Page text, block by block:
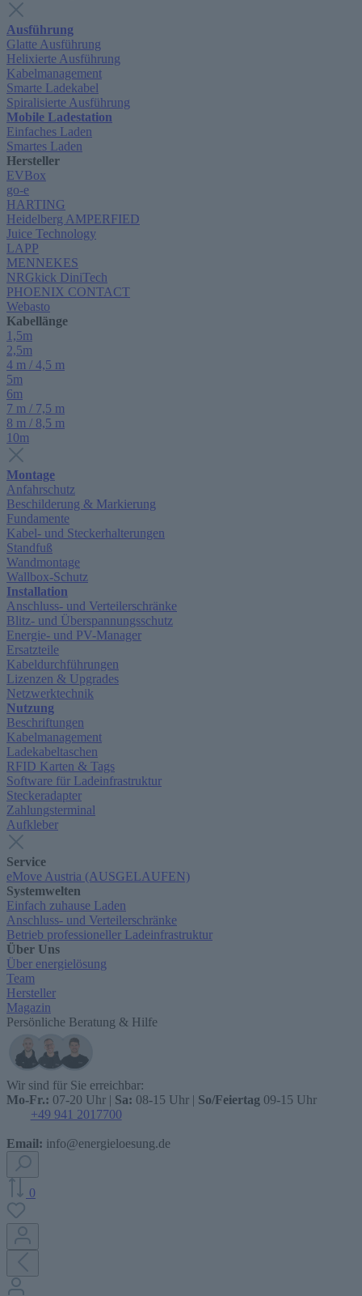
Ausführung
Glatte Ausführung
Helixierte Ausführung
Kabelmanagement
Smarte Ladekabel
Spiralisierte Ausführung
Mobile Ladestation
Einfaches Laden
Smartes Laden
Hersteller
EVBox
go-e
HARTING
Heidelberg AMPERFIED
Juice Technology
LAPP
MENNEKES
NRGkick DiniTech
PHOENIX CONTACT
Webasto
Kabellänge
1,5m
2,5m
4 m / 4,5 m
5m
6m
7 m / 7,5 m
8 m / 8,5 m
10m
Montage
Anfahrschutz
Beschilderung & Markierung
Fundamente
Kabel- und Steckerhalterungen
Standfuß
Wandmontage
Wallbox-Schutz
Installation
Anschluss- und Verteilerschränke
Blitz- und Überspannungsschutz
Energie- und PV-Manager
Ersatzteile
Kabeldurchführungen
Lizenzen & Upgrades
Netzwerktechnik
Nutzung
Beschriftungen
Kabelmanagement
Ladekabeltaschen
RFID Karten & Tags
Software für Ladeinfrastruktur
Steckeradapter
Zahlungsterminal
Aufkleber
Service
eMove Austria (AUSGELAUFEN)
Systemwelten
Einfach zuhause Laden
Anschluss- und Verteilerschränke
Betrieb professioneller Ladeinfrastruktur
Über Uns
Über energielösung
Team
Hersteller
Magazin
Persönliche Beratung & Hilfe
Wir sind für Sie erreichbar:
Mo-Fr.: 07-20 Uhr | Sa: 08-15 Uhr | So/Feiertag 09-15 Uhr
+49 941 2017700
Email: info@energieloesung.de
0